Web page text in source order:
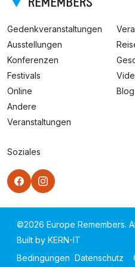
Gedenkveranstaltungen
Ausstellungen
Konferenzen
Festivals
Online
Andere
Veranstaltungen
Blog
Soziales
©2026 Europe Remembers.
Built by KERN-IT
Bedingungen Datenschutz